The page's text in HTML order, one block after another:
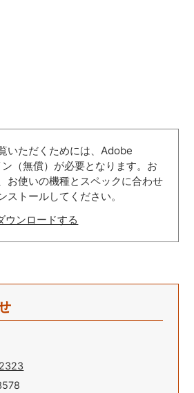
いただくためには、Adobe
（無償）が必要となります。お
お使いの機種とスペックに合わせ
ストールしてください。
ンロードする